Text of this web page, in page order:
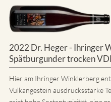
2022 Dr. Heger - Ihringer
Spätburgunder trocken
Hier am Ihringer Winklerberg
Vulkangestein ausdrucksstarke